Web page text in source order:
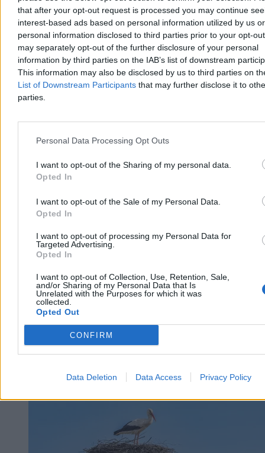
that after your opt-out request is processed you may continue
interest-based ads based on personal information utilized by us or
personal information disclosed to third parties prior to your opt-
may separately opt-out of the further disclosure of your personal
information by third parties on the IAB’s list of downstream
This information may also be disclosed by us to third parties on
List of Downstream Participants that may further disclose it to
parties.
Personal Data Processing Opt Outs
I want to opt-out of the Sharing of my personal data.
Opted In
I want to opt-out of the Sale of my Personal Data.
Opted In
I want to opt-out of processing my Personal Data for
Targeted Advertising.
Opted In
I want to opt-out of Collection, Use, Retention, Sale,
and/or Sharing of my Personal Data that Is
Unrelated with the Purposes for which it was
collected.
Opted Out
CONFIRM
Data Deletion Data Access Privacy Policy
Burze nadciągają do Polski. Czy podczas
nawałnicy można brać prysznic?
Nad część Polski nadciągają gwałtowne burze, a RCB rozesłało
alert do mieszkańców 10 województw. Eksperci przypominają, że
podczas wyładowań atmosferycznych warto zrezygnować nawet
z... brania prysznica, bo zagrożenie może pojawić się również we
własnym domu.
Bartosz Michalski
05.08.2026
Reklama
Reklama